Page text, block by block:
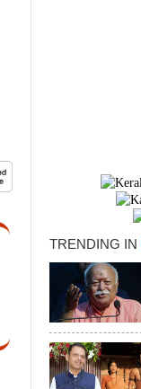
TRENDING IN
×